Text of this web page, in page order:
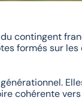
contingent
formés sur
cohérente